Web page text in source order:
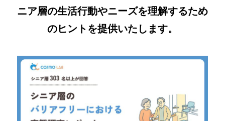
ニア層の生活行動やニーズを理解するため
のヒントを提供いたします。